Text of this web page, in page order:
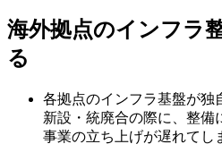
海外拠点のインフラ
る
各拠点のインフラ基盤が独
新設・統廃合の際に、整備
事業の立ち上げが遅れてし